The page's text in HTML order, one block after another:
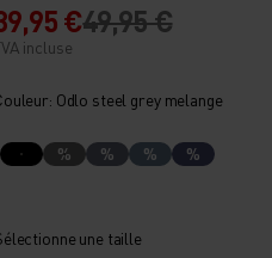
€49,95 €
incluse
Odlo steel grey melange
% % % %
une taille